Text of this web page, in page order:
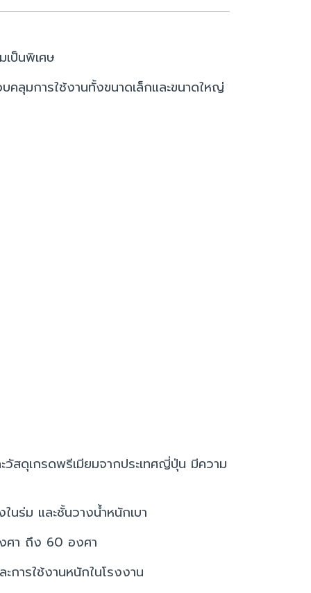
ป็นพิเศษ
มการใช้งานทั้งขนาดเล็กและขนาดใหญ่
สดุเกรดพรีเมียมจากประเทศญี่ปุ่น มีความ
นร่ม และชั้นวางน้ำหนักเบา
ศา ถึง 60 องศา
ารใช้งานหนักในโรงงาน